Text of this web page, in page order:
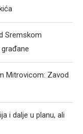
Sremskom
Mitrovicom: Zavod
i dalje u planu, ali